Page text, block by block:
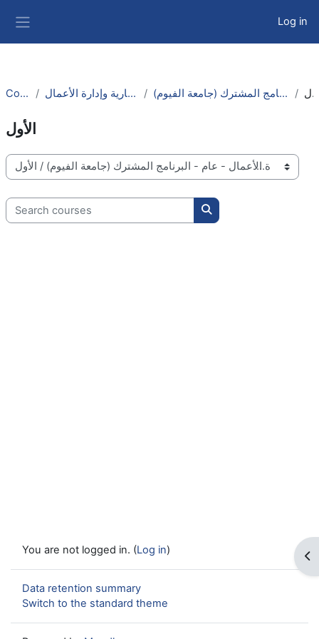
Skip to main content Log in
Courses كلية الدراسات التجارية وإدارة الأعمال إدارة الأعمال - عام - البرنامج المشترك (جامعة الفيوم)
الأول
Course categories
Search courses
Search courses
You are not logged in. (Log in)
Data retention summary
Switch to the standard theme